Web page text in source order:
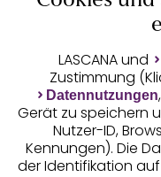
LASCANA und
Zustimmung
Datennutzungen
Gerät zu speichern
Nutzer-ID,
Kennungen). Die
der Identifikation